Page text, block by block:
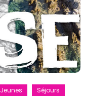
Jeunes
Séjours